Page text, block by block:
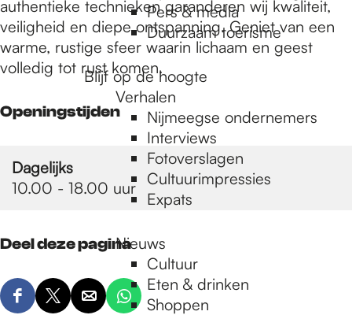
Pers & media
Duurzaam toerisme
Blijf op de hoogte
Verhalen
Nijmeegse ondernemers
Interviews
Fotoverslagen
Cultuurimpressies
Expats
Nieuws
Cultuur
Eten & drinken
Shoppen
authentieke technieken garanderen wij kwaliteit,
veiligheid en diepe ontspanning. Geniet van een
warme, rustige sfeer waarin lichaam en geest
volledig tot rust komen.
Openingstijden
Dagelijks
10.00 - 18.00 uur
Deel deze pagina
D
D
D
D